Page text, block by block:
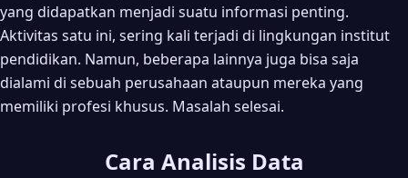
yang didapatkan menjadi suatu informasi penting.
Aktivitas satu ini, sering kali terjadi di lingkungan institut
pendidikan. Namun, beberapa lainnya juga bisa saja
dialami di sebuah perusahaan ataupun mereka yang
memiliki profesi khusus. Masalah selesai.
Cara Analisis Data